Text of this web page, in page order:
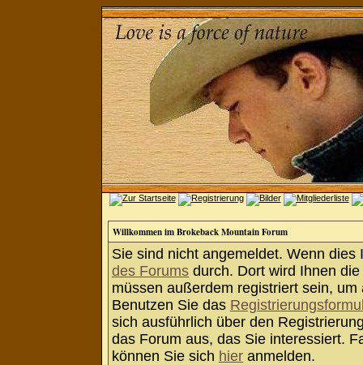
Willkommen im Brokeback Mountain Forum
Sie sind nicht angemeldet. Wenn
des Forums durch. Dort wird Ihnen
müssen außerdem registriert sein,
Benutzen Sie das
sich ausführlich über den
das Forum aus, das Sie interessiert.
können Sie sich hier anmelden.